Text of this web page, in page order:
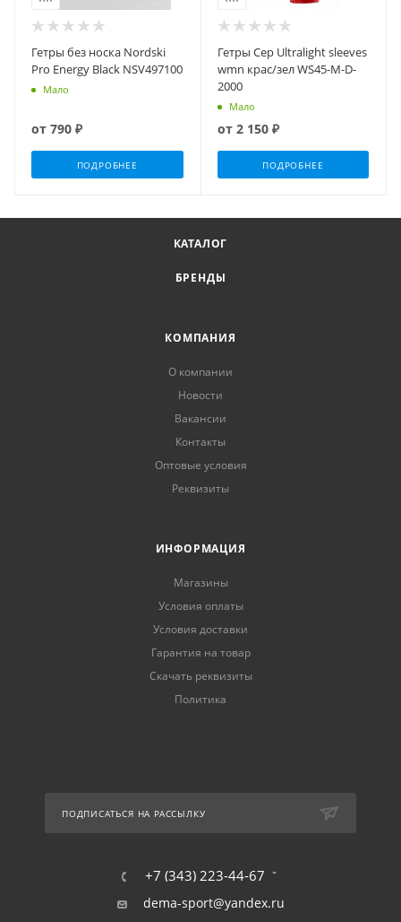
Гетры без носка Nordski
Pro Energy Black NSV497100
Мало
от 790 ₽
ПОДРОБНЕЕ
Гетры Cep Ultralight sleeves
wmn крас/зел WS45-M-D-
2000
Мало
от 2 150 ₽
ПОДРОБНЕЕ
КАТАЛОГ
БРЕНДЫ
КОМПАНИЯ
О компании
Новости
Вакансии
Контакты
Оптовые условия
Реквизиты
ИНФОРМАЦИЯ
Магазины
Условия оплаты
Условия доставки
Гарантия на товар
Скачать реквизиты
Политика
ПОДПИСАТЬСЯ НА РАССЫЛКУ
+7 (343) 223-44-67
dema-sport@yandex.ru